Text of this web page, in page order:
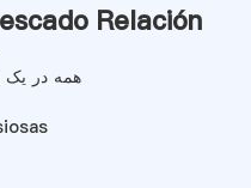
Relación
همه در یک دستگاه